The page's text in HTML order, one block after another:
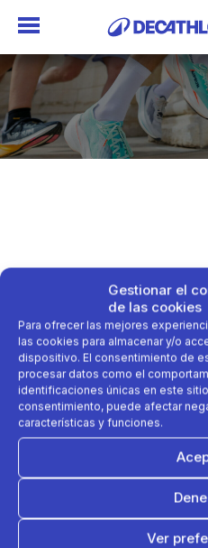
Gestionar el
de las cookies
Para ofrecer las mejores
las cookies para almacenar y/o
dispositivo. El consentimiento de
procesar datos como el
identificaciones únicas en este
consentimiento, puede afectar
características y funciones.
Ver